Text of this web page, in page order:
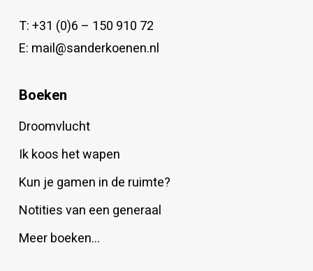
T:+31 (0)6 – 150 910 72
E: mail@sanderkoenen.nl
Boeken
Droomvlucht
Ik koos het wapen
Kun je gamen in de ruimte?
Notities van een generaal
Meer boeken…